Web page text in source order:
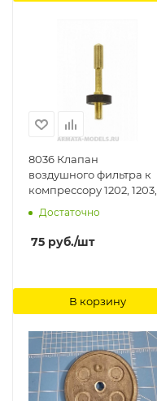
8036 Клапан
воздушного фильтра к
компрессору 1202, 1203,
1205, 1206, 1208 Jas
Достаточно
75 руб./шт
В корзину